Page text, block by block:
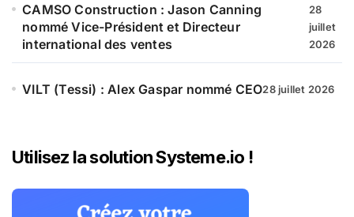
CAMSO Construction : Jason Canning
nommé Vice-Président et Directeur
international des ventes
28
juillet
2026
VILT (Tessi) : Alex Gaspar nommé CEO28 juillet 2026
Utilisez la solution Systeme.io !